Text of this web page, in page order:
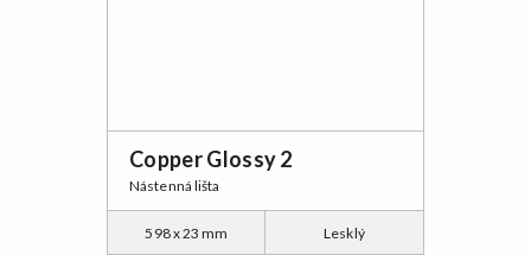
Copper Glossy 2
Nástenná lišta
598 x 23 mm Lesklý